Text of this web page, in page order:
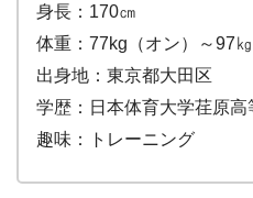
身長：170㎝
体重：77kg（オン）～97㎏
出身地：東京都大田区
学歴：日本体育大学荏原高
趣味：トレーニング